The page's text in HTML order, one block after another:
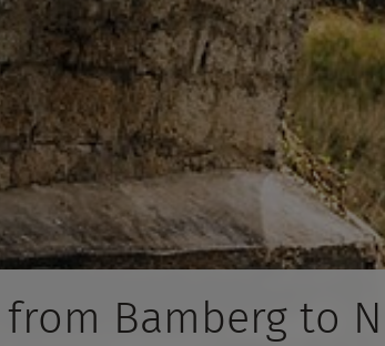
Bamberg to